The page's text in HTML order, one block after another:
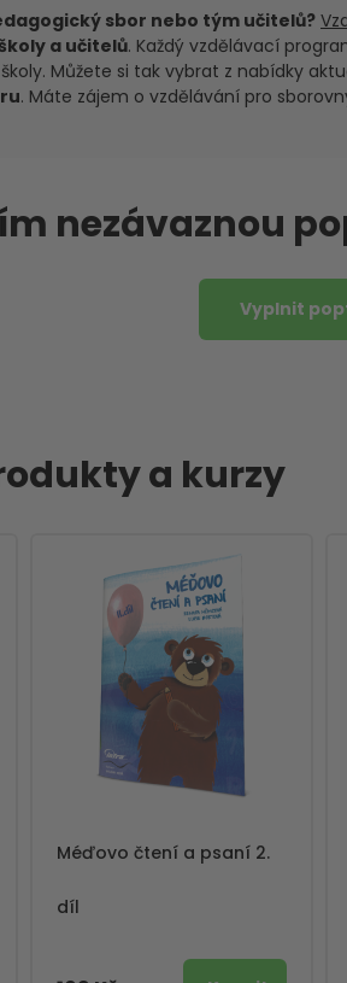
sbor nebo tým učitelů?
a učitelů. Každý vzdělávací
školy. Můžete si tak vybrat z nabídky
. Máte zájem o vzdělávání pro
nezávaznou
Vyplnit
a kurzy
Méďovo čtení a psaní 2.
díl